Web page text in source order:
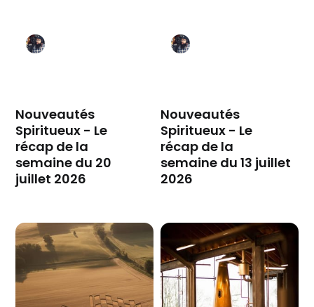
Nouveautés
Spiritueux - Le
récap de la
semaine du 20
juillet 2026
Nouveautés
Spiritueux - Le
récap de la
semaine du 13 juillet
2026